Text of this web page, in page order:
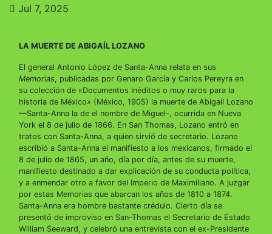
Jul 7, 2025
LA MUERTE DE ABIGAÍL LOZANO
El general Antonio López de Santa-Anna relata en sus
Memorias, publicadas por Genaro García y Carlos Pereyra en
su colección de «Documentos Inéditos o muy raros para la
historia de México» (México, 1905) la muerte de Abigaíl Lozano
—Santa-Anna la de el nombre de Miguel-, ocurrida en Nueva
York el 8 de julio de 1866. En San Thomas, Lozano entró en
tratos con Santa-Anna, a quien sirvió de secretario. Lozano
escribió a Santa-Anna el manifiesto a los mexicanos, firmado el
8 de julio de 1865, un año, día por día, antes de su muerte,
manifiesto destinado a dar explicación de su conducta política,
y a enmendar otro a favor del Imperio de Maximiliano. A juzgar
por estas Memorias que abarcan los años de 1810 a 1874.
Santa-Anna era hombre bastante crédulo. Cierto día se
presentó de improviso en San-Thomas el Secretario de Estado
William Seeward, y celebró una entrevista con el ex-Presidente